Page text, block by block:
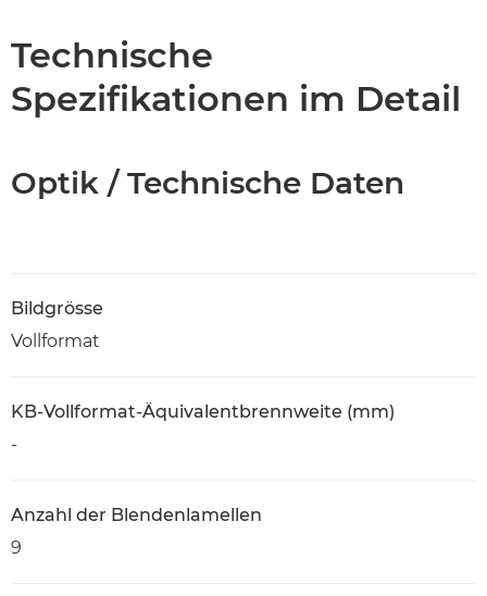
Technische
Spezifikationen im Detail
Optik / Technische Daten
Bildgrösse
Vollformat
KB-Vollformat-Äquivalentbrennweite (mm)
-
Anzahl der Blendenlamellen
9